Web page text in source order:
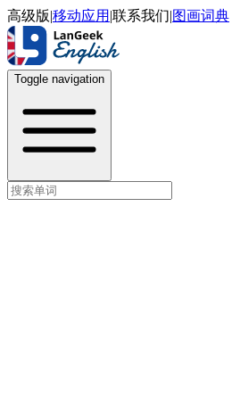
高级版|移动应用 |联系我们|图画词典
Toggle navigation